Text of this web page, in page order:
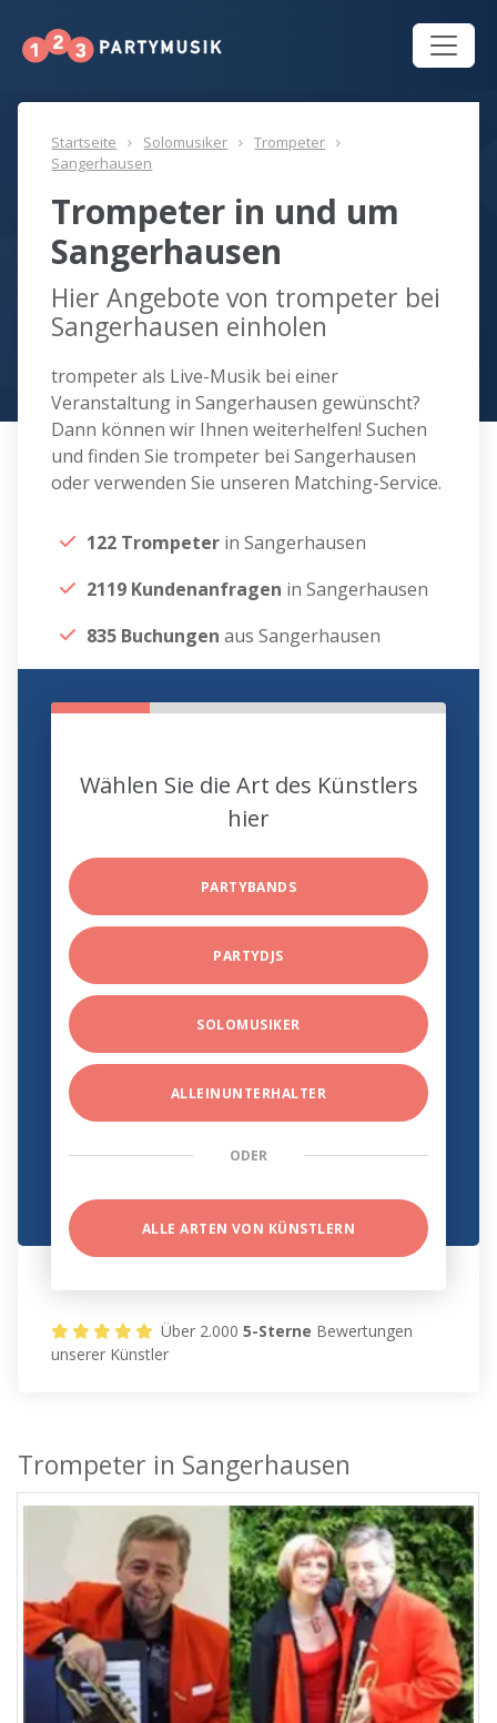
Startseite Solomusiker
Trompeter
Sangerhausen
Trompeter in und um
Sangerhausen
Hier Angebote von trompeter bei
Sangerhausen einholen
trompeter als Live-Musik bei einer
Veranstaltung in Sangerhausen gewünscht?
Dann können wir Ihnen weiterhelfen! Suchen
und finden Sie trompeter bei Sangerhausen
oder verwenden Sie unseren Matching-Service.
122 Trompeter in Sangerhausen
2119 Kundenanfragen in Sangerhausen
835 Buchungen aus Sangerhausen
Wählen Sie die Art des Künstlers
hier
PARTYBANDS
PARTYDJS
SOLOMUSIKER
ALLEINUNTERHALTER
ODER
ALLE ARTEN VON KÜNSTLERN
Über 2.0005-Sterne Bewertungen
unserer Künstler
Trompeter in Sangerhausen